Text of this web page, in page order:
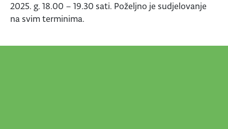
2025. g. 18.00 – 19.30 sati. Poželjno je sudjelovanje
na svim terminima.